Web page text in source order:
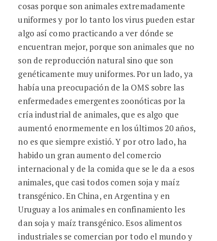
cosas porque son animales extremadamente
uniformes y por lo tanto los virus pueden estar
algo así como practicando a ver dónde se
encuentran mejor, porque son animales que no
son de reproducción natural sino que son
genéticamente muy uniformes. Por un lado, ya
había una preocupación de la OMS sobre las
enfermedades emergentes zoonóticas por la
cría industrial de animales, que es algo que
aumentó enormemente en los últimos 20 años,
no es que siempre existió. Y por otro lado, ha
habido un gran aumento del comercio
internacional y de la comida que se le da a esos
animales, que casi todos comen soja y maíz
transgénico. En China, en Argentina y en
Uruguay a los animales en confinamiento les
dan soja y maíz transgénico. Esos alimentos
industriales se comercian por todo el mundo y